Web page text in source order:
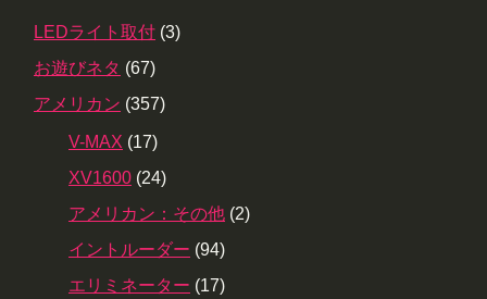
LEDライト取付 (3)
お遊びネタ (67)
アメリカン (357)
V-MAX (17)
XV1600 (24)
アメリカン：その他 (2)
イントルーダー (94)
エリミネーター (17)